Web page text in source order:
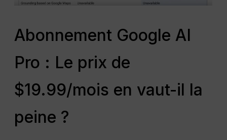
Abonnement Google AI
Pro : Le prix de
$19.99/mois en vaut-il la
peine ?